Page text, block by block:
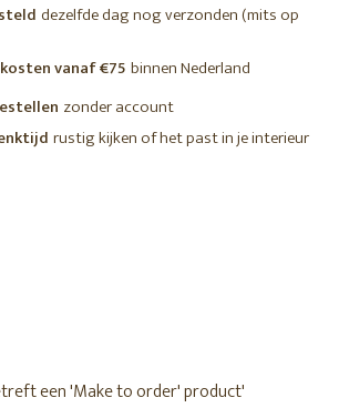
dezelfde dag nog verzonden (mits op
vanaf €75 binnen Nederland
zonder account
rustig kijken of het past in je interieur
een 'Make to order' product'